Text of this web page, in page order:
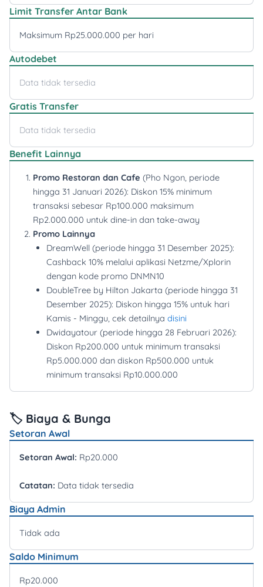
Limit Transfer Antar Bank
Maksimum Rp25.000.000 per hari
Autodebet
Data tidak tersedia
Gratis Transfer
Data tidak tersedia
Benefit Lainnya
Promo Restoran dan Cafe (Pho Ngon, periode
hingga 31 Januari 2026): Diskon 15% minimum
transaksi sebesar Rp100.000 maksimum
Rp2.000.000 untuk dine-in dan take-away
Promo Lainnya
DreamWell (periode hingga 31 Desember 2025):
Cashback 10% melalui aplikasi Netzme/Xplorin
dengan kode promo DNMN10
DoubleTree by Hilton Jakarta (periode hingga 31
Desember 2025): Diskon hingga 15% untuk hari
Kamis - Minggu, cek detailnya disini
Dwidayatour (periode hingga 28 Februari 2026):
Diskon Rp200.000 untuk minimum transaksi
Rp5.000.000 dan diskon Rp500.000 untuk
minimum transaksi Rp10.000.000
🏷️ Biaya & Bunga
Setoran Awal
Setoran Awal: Rp20.000
Catatan: Data tidak tersedia
Biaya Admin
Tidak ada
Saldo Minimum
Rp20.000